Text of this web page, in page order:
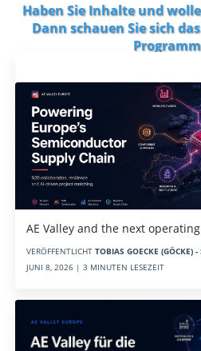
Haben Sie Inhalte und
Dann schauen Sie sich das
Programm
AE Valley and the next
VERÖFFENTLICHT TOBIAS GOECKE (GÖCKE)
JUNI 8, 2026 | 3 MINUTEN LESEZEIT